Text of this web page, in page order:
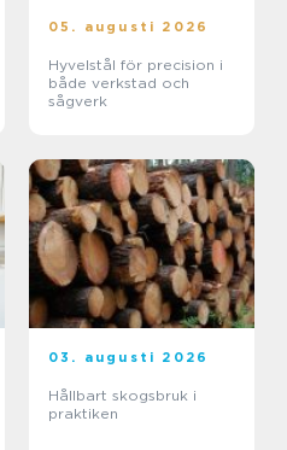
05. augusti 2026
Hyvelstål för precision i
både verkstad och
sågverk
03. augusti 2026
Hållbart skogsbruk i
praktiken